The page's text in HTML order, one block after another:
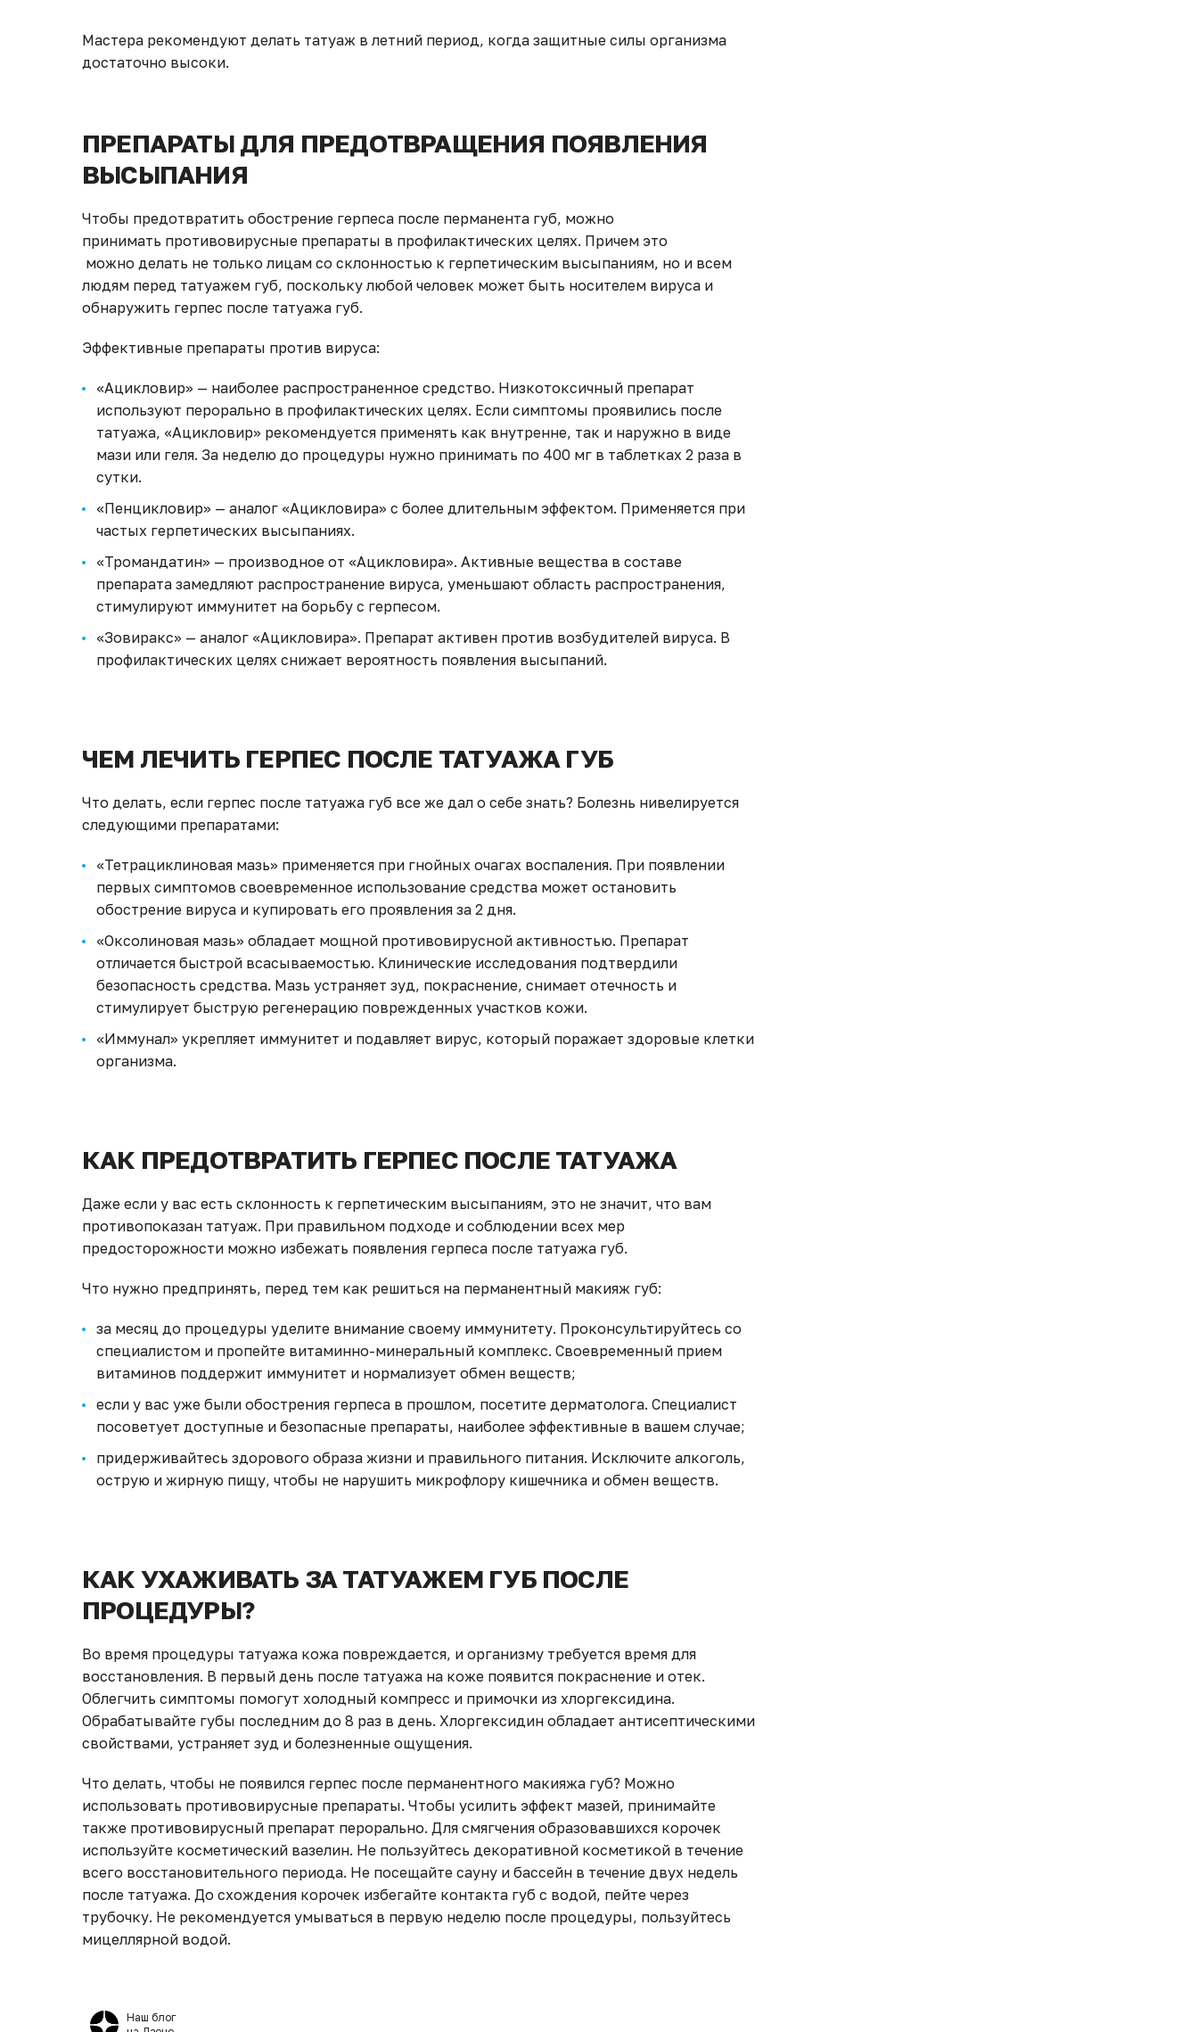
Мастера рекомендуют делать татуаж в летний период, когда защитные силы организма
достаточно высоки.
ПРЕПАРАТЫ ДЛЯ ПРЕДОТВРАЩЕНИЯ ПОЯВЛЕНИЯ
ВЫСЫПАНИЯ
Чтобы предотвратить обострение герпеса после перманента губ, можно
принимать противовирусные препараты в профилактических целях. Причем это
можно делать не только лицам со склонностью к герпетическим высыпаниям, но и всем
людям перед татуажем губ, поскольку любой человек может быть носителем вируса и
обнаружить герпес после татуажа губ.
Эффективные препараты против вируса:
«Ацикловир» — наиболее распространенное средство. Низкотоксичный препарат
используют перорально в профилактических целях. Если симптомы проявились после
татуажа, «Ацикловир» рекомендуется применять как внутренне, так и наружно в виде
мази или геля. За неделю до процедуры нужно принимать по 400 мг в таблетках 2 раза в
сутки.
«Пенцикловир» — аналог «Ацикловира» с более длительным эффектом. Применяется при
частых герпетических высыпаниях.
«Тромандатин» — производное от «Ацикловира». Активные вещества в составе
препарата замедляют распространение вируса, уменьшают область распространения,
стимулируют иммунитет на борьбу с герпесом.
«Зовиракс» — аналог «Ацикловира». Препарат активен против возбудителей вируса. В
профилактических целях снижает вероятность появления высыпаний.
ЧЕМ ЛЕЧИТЬ ГЕРПЕС ПОСЛЕ ТАТУАЖА ГУБ
Что делать, если герпес после татуажа губ все же дал о себе знать? Болезнь нивелируется
следующими препаратами:
«Тетрациклиновая мазь» применяется при гнойных очагах воспаления. При появлении
первых симптомов своевременное использование средства может остановить
обострение вируса и купировать его проявления за 2 дня.
«Оксолиновая мазь» обладает мощной противовирусной активностью. Препарат
отличается быстрой всасываемостью. Клинические исследования подтвердили
безопасность средства. Мазь устраняет зуд, покраснение, снимает отечность и
стимулирует быструю регенерацию поврежденных участков кожи.
«Иммунал» укрепляет иммунитет и подавляет вирус, который поражает здоровые клетки
организма.
КАК ПРЕДОТВРАТИТЬ ГЕРПЕС ПОСЛЕ ТАТУАЖА
Даже если у вас есть склонность к герпетическим высыпаниям, это не значит, что вам
противопоказан татуаж. При правильном подходе и соблюдении всех мер
предосторожности можно избежать появления герпеса после татуажа губ.
Что нужно предпринять, перед тем как решиться на перманентный макияж губ:
за месяц до процедуры уделите внимание своему иммунитету. Проконсультируйтесь со
специалистом и пропейте витаминно-минеральный комплекс. Своевременный прием
витаминов поддержит иммунитет и нормализует обмен веществ;
если у вас уже были обострения герпеса в прошлом, посетите дерматолога. Специалист
посоветует доступные и безопасные препараты, наиболее эффективные в вашем случае;
придерживайтесь здорового образа жизни и правильного питания. Исключите алкоголь,
острую и жирную пищу, чтобы не нарушить микрофлору кишечника и обмен веществ.
КАК УХАЖИВАТЬ ЗА ТАТУАЖЕМ ГУБ ПОСЛЕ
ПРОЦЕДУРЫ?
Во время процедуры татуажа кожа повреждается, и организму требуется время для
восстановления. В первый день после татуажа на коже появится покраснение и отек.
Облегчить симптомы помогут холодный компресс и примочки из хлоргексидина.
Обрабатывайте губы последним до 8 раз в день. Хлоргексидин обладает антисептическими
свойствами, устраняет зуд и болезненные ощущения.
Что делать, чтобы не появился герпес после перманентного макияжа губ? Можно
использовать противовирусные препараты. Чтобы усилить эффект мазей, принимайте
также противовирусный препарат перорально. Для смягчения образовавшихся корочек
используйте косметический вазелин. Не пользуйтесь декоративной косметикой в течение
всего восстановительного периода. Не посещайте сауну и бассейн в течение двух недель
после татуажа. До схождения корочек избегайте контакта губ с водой, пейте через
трубочку. Не рекомендуется умываться в первую неделю после процедуры, пользуйтесь
мицеллярной водой.
Наш блог